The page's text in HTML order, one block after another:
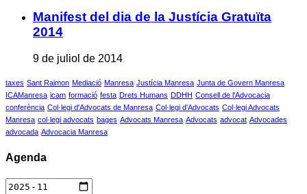
Manifest del dia de la Justícia Gratuïta
2014
9 de juliol de 2014
taxes Sant Raimon Mediació Manresa Justícia Manresa Junta de Govern Manresa
ICAManresa icam formació festa Drets Humans DDHH Consell de l'Advocacia
conferència Col·legi d'Advocats de Manresa Col·legi d'Advocats Col·legi Advocats
Manresa col·legi advocats bages Advocats Manresa Advocats advocat Advocades
advocada Advocacia Manresa
Agenda